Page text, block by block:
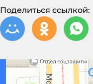
Поделиться ссылкой: